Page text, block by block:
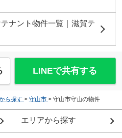
ナント物件一覧｜滋賀テ
LINEで共有する
ら探す > 守山市 > 守山市守山の物件
エリアから探す